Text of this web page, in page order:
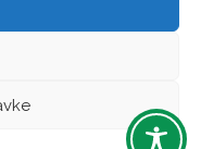
pridržana – Izrada: